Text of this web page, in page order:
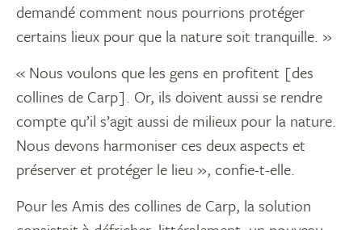
demandé comment nous pourrions protéger
certains lieux pour que la nature soit tranquille. »
« Nous voulons que les gens en profitent [des
collines de Carp]. Or, ils doivent aussi se rendre
compte qu’il s’agit aussi de milieux pour la nature.
Nous devons harmoniser ces deux aspects et
préserver et protéger le lieu », confie-t-elle.
Pour les Amis des collines de Carp, la solution